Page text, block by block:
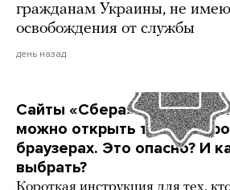
гражданам Украины, не
освобождения от службы
день назад
Сайты «Сбера» и других
можно открыть только в
браузерах. Это опасно? И
выбрать?